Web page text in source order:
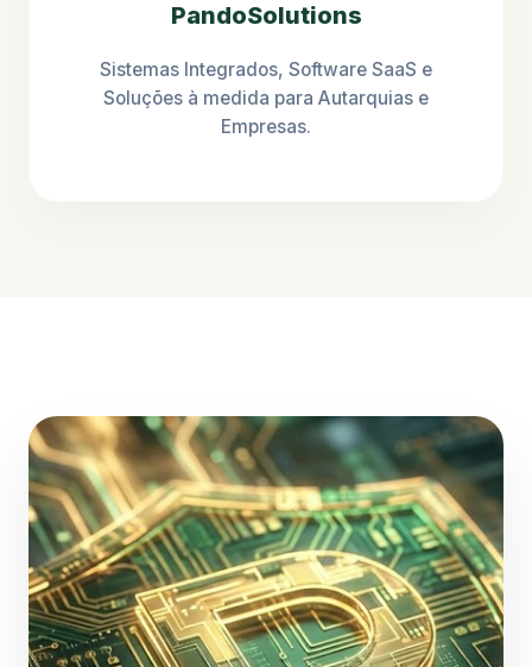
PandoSolutions
Sistemas Integrados, Software SaaS e
Soluções à medida para Autarquias e
Empresas.